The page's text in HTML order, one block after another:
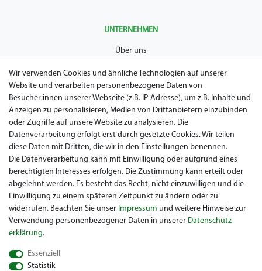
UNTERNEHMEN
Über uns
AGB
Datenschutz
Impressum
Widerrufsrecht
Garantie / Gewährleistung
Sie suchen ein gebrauchtes Golf Car? Maiers Golfcarts ist Ihr
österreichischer Golfcar Händler für Clubcar, Ezgo, Garia, Melex
Wir verwenden Cookies und ähnliche Technologien auf unserer
Website und verarbeiten personenbezogene Daten von
Besucher:innen unserer Webseite (z.B. IP-Adresse), um z.B. Inhalte und
Anzeigen zu personalisieren, Medien von Drittanbietern einzubinden
oder Zugriffe auf unsere Website zu analysieren. Die
Datenverarbeitung erfolgt erst durch gesetzte Cookies. Wir teilen
diese Daten mit Dritten, die wir in den Einstellungen benennen.
Die Datenverarbeitung kann mit Einwilligung oder aufgrund eines
berechtigten Interesses erfolgen. Die Zustimmung kann erteilt oder
abgelehnt werden. Es besteht das Recht, nicht einzuwilligen und die
Einwilligung zu einem späteren Zeitpunkt zu ändern oder zu
widerrufen. Beachten Sie unser Impressum und weitere Hinweise zur
Verwendung personenbezogener Daten in unserer Daten­schutz­
erklärung.
Essenziell
Statistik